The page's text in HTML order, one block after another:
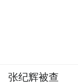
张纪辉被查